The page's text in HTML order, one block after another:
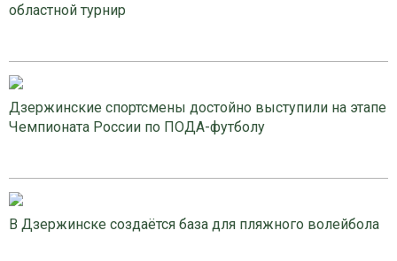
областной турнир
Дзержинские спортсмены достойно выступили на этапе
Чемпионата России по ПОДА-футболу
В Дзержинске создаётся база для пляжного волейбола